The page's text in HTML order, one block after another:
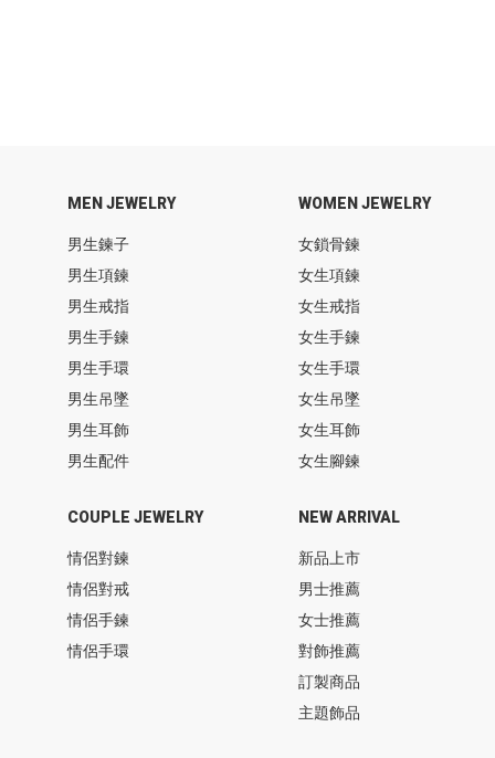
MEN JEWELRY
男生鍊子
男生項鍊
男生戒指
男生手鍊
男生手環
男生吊墜
男生耳飾
男生配件
WOMEN JEWELRY
女鎖骨鍊
女生項鍊
女生戒指
女生手鍊
女生手環
女生吊墜
女生耳飾
女生腳鍊
COUPLE JEWELRY
情侶對鍊
情侶對戒
情侶手鍊
情侶手環
NEW ARRIVAL
新品上市
男士推薦
女士推薦
對飾推薦
訂製商品
主題飾品